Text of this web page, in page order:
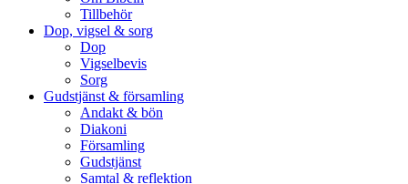
Tillbehör
Dop, vigsel & sorg
Dop
Vigselbevis
Sorg
Gudstjänst & församling
Andakt & bön
Diakoni
Församling
Gudstjänst
Samtal & reflektion